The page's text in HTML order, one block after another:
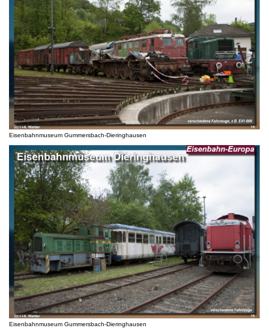
Eisenbahnmuseum Gummersbach-Dieringhausen
Eisenbahnmuseum Gummersbach-Dieringhausen